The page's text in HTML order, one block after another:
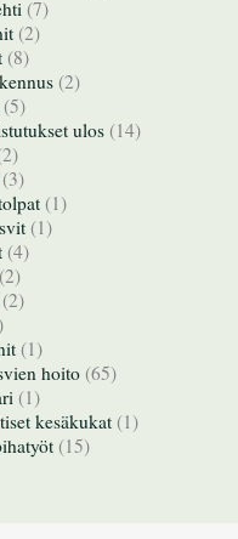
(7)
(2)
(8)
(2)
ulos(14)
(1)
(1)
(4)
(1)
hoito(65)
(1)
kesäkukat(1)
(15)